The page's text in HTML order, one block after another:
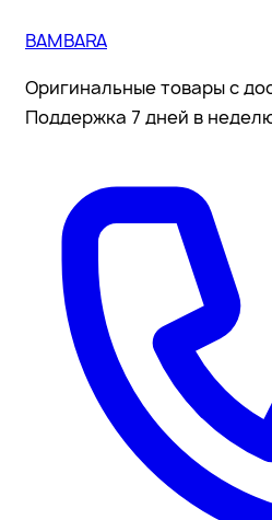
BAMBARA
Оригинальные товары с
Поддержка 7 дней в